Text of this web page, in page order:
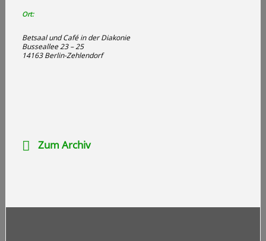
Ort:
Betsaal und Café in der Diakonie
Busseallee 23 – 25
14163 Berlin-Zehlendorf
Zum Archiv